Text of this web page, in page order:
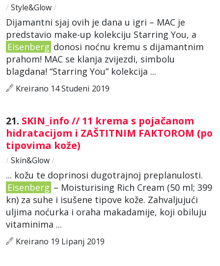
/ Style&Glow/
Dijamantni sjaj ovih je dana u igri – MAC je
predstavio make-up kolekciju Starring You, a
Eisenberg donosi noćnu kremu s dijamantnim
prahom! MAC se klanja zvijezdi, simbolu
blagdana! “Starring You” kolekcija ...
Kreirano 14 Studeni 2019
21. SKIN_info // 11 krema s pojačanom
hidratacijom i ZAŠTITNIM FAKTOROM (po
tipovima kože)
/ Skin&Glow/
... kožu te doprinosi dugotrajnoj preplanulosti.
Eisenberg – Moisturising Rich Cream (50 ml; 399
kn) za suhe i isušene tipove kože. Zahvaljujući
uljima noćurka i oraha makadamije, koji obiluju
vitaminima ...
Kreirano 19 Lipanj 2019